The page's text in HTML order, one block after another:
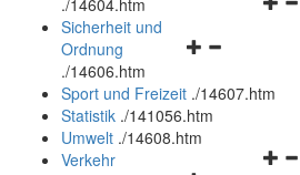
./14604.htm
Navigationsmenü
und
schließen
Sicherheit und
Ordnung
./14606.htm
Sport und Freizeit ./14607.htm
Statistik ./141056.htm
Umwelt ./14608.htm
Verkehr